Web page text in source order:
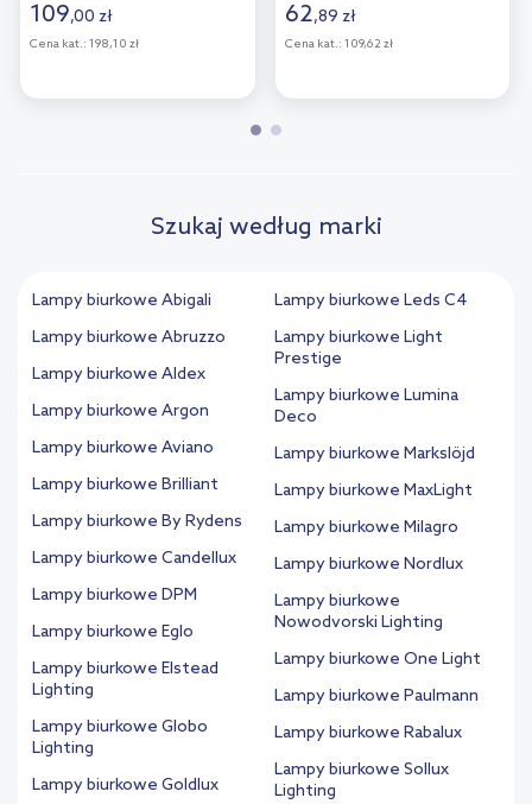
109,00 zł
Cena kat.: 198,10 zł
62,89 zł
Cena kat.: 109,62 zł
Szukaj według marki
Lampy biurkowe Abigali
Lampy biurkowe Abruzzo
Lampy biurkowe Aldex
Lampy biurkowe Argon
Lampy biurkowe Aviano
Lampy biurkowe Brilliant
Lampy biurkowe By Rydens
Lampy biurkowe Candellux
Lampy biurkowe DPM
Lampy biurkowe Eglo
Lampy biurkowe Elstead
Lighting
Lampy biurkowe Globo
Lighting
Lampy biurkowe Goldlux
Lampy biurkowe Leds C4
Lampy biurkowe Light
Prestige
Lampy biurkowe Lumina
Deco
Lampy biurkowe Markslöjd
Lampy biurkowe MaxLight
Lampy biurkowe Milagro
Lampy biurkowe Nordlux
Lampy biurkowe
Nowodvorski Lighting
Lampy biurkowe One Light
Lampy biurkowe Paulmann
Lampy biurkowe Rabalux
Lampy biurkowe Sollux
Lighting